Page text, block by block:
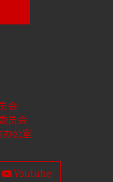
会
员会
公室
Youtube